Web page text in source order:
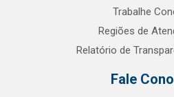
Trabalhe
Regiões de
Relatório de
Fale